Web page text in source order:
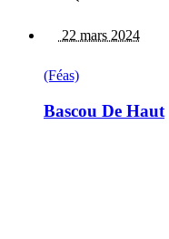
22 mars 2024
(Féas)
Bascou De Haut